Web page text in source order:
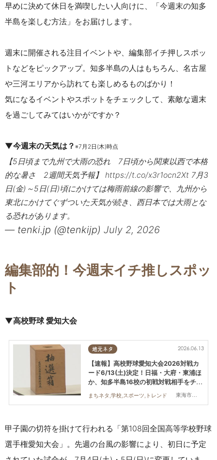
早めに決めて休日を満喫したい人向けに、「今週末の知多
半島を楽しむ方法」をお届けします。
週末に開催される注目イベントや、編集部イチ押しスポッ
トなどをピックアップ。知多半島の人はもちろん、名古屋
や三河エリアから訪れても楽しめるものばかり！
気になるイベントやスポットをチェックして、素敵な週末
を過ごしてみてはいかがですか？
▼今週末の天気は？ ※7月2日(木)時点
【5日頃まで九州で大雨の恐れ 7日頃から関東以西で本格
的な暑さ 2週間天気予報】 https://t.co/x3r1ocn2Xt 7月3
日(金)～5日(日)頃にかけては梅雨前線の影響で、九州から
東北にかけてぐずついた天気が続き、西日本では大雨とな
る恐れがあります。
— tenki.jp (@tenkijp) July 2, 2026
編集部的！今週末イチ推しスポッ
ト
▼高校野球 愛知大会
地元ネタ
東海市,大府市,知多市,東浦町,阿久比町,半田市,常滑市,武豊町,美浜町,南知多町
2026.06.13
【速報】高校野球愛知大会2026対戦カ
ード6/13(土)決定！日福・大府・東浦ほ
か、知多半島16校の初戦対戦相手をチェ
まちネタ,学校,スポーツ,トレンド
甲子園の切符を掛けて行われる「第108回全国高等学校野球
選手権愛知大会」。先週の台風の影響により、初日に予定